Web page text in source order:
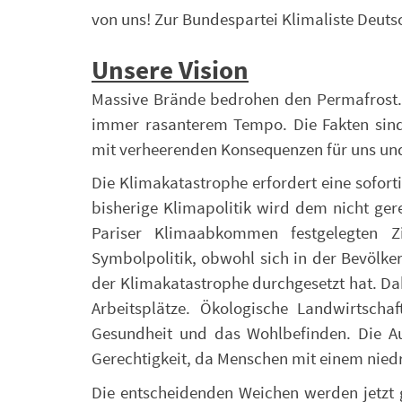
von uns! Zur Bundespartei Klimaliste
Unsere Vision
Massive Brände bedrohen den
immer rasanterem Tempo. Die Fakten
mit verheerenden Konsequenzen für uns
Die Klimakatastrophe erfordert eine
bisherige Klimapolitik wird dem nicht
Pariser Klimaabkommen festgelegten
Symbolpolitik, obwohl sich in der
der Klimakatastrophe durchgesetzt hat.
Arbeitsplätze. Ökologische
Gesundheit und das Wohlbefinden. Die
Gerechtigkeit, da Menschen mit einem
Die entscheidenden Weichen werden